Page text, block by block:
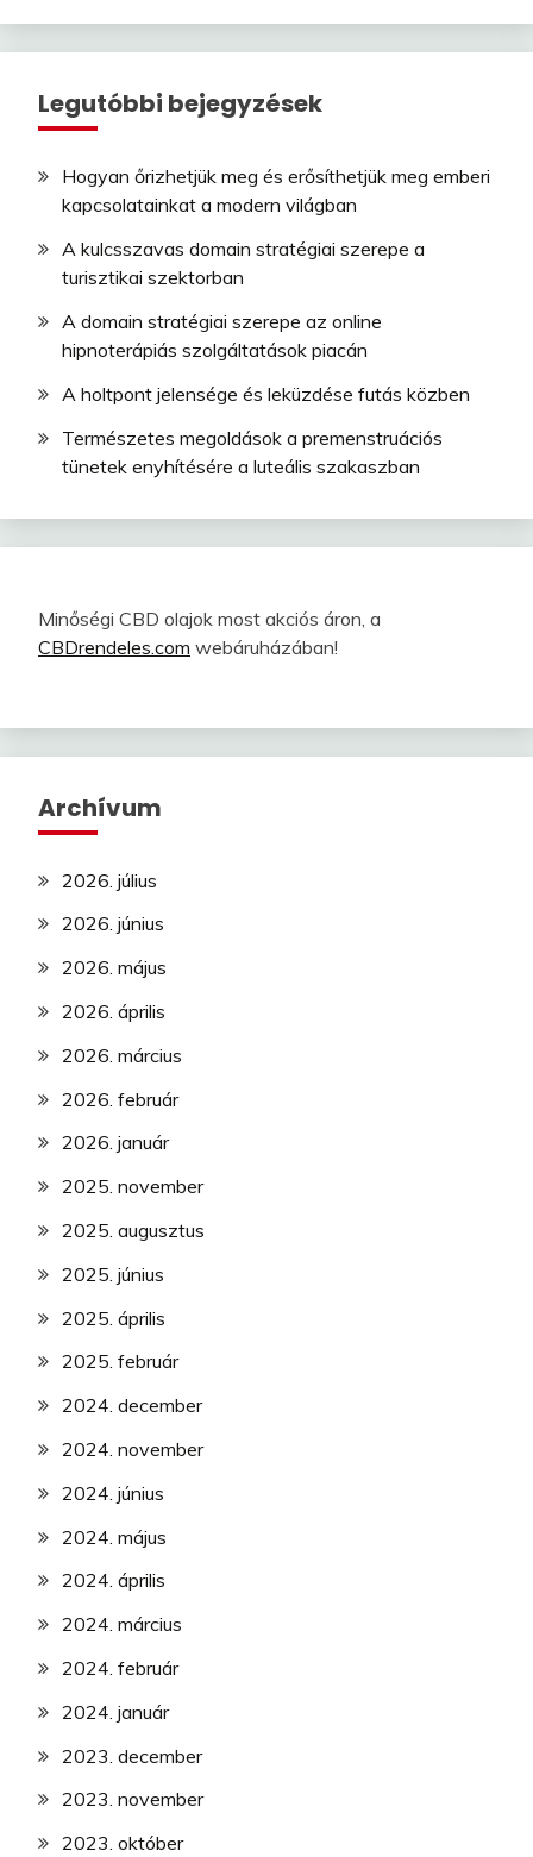
Legutóbbi bejegyzések
Hogyan őrizhetjük meg és erősíthetjük meg emberi
kapcsolatainkat a modern világban
A kulcsszavas domain stratégiai szerepe a
turisztikai szektorban
A domain stratégiai szerepe az online
hipnoterápiás szolgáltatások piacán
A holtpont jelensége és leküzdése futás közben
Természetes megoldások a premenstruációs
tünetek enyhítésére a luteális szakaszban
Minőségi CBD olajok most akciós áron, a
CBDrendeles.com webáruházában!
Archívum
2026. július
2026. június
2026. május
2026. április
2026. március
2026. február
2026. január
2025. november
2025. augusztus
2025. június
2025. április
2025. február
2024. december
2024. november
2024. június
2024. május
2024. április
2024. március
2024. február
2024. január
2023. december
2023. november
2023. október